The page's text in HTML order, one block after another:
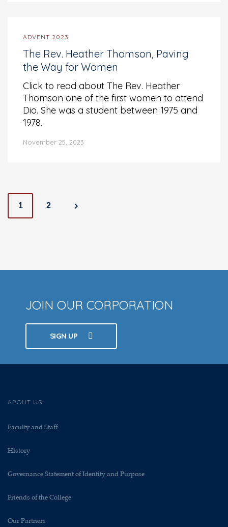
ADVENT 2023
The Rev. Heather Thomson, Paving
the Way for Women
Click to read about The Rev. Heather
Thomson one of the first women to attend
Dio. She was a student between 1975 and
1978.
November 25, 2023
Posts
navigation
1 2
JOIN OUR CORPORATION
SIGN UP
ABOUT US
Faculty and Staff
History
Governance Statement of Identity and Purpose
Friends of the College
Our Partners